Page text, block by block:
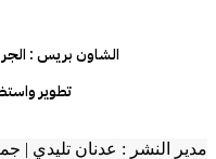
الشاون بريس :
تطوير
مدير النشر : عدنان تليدي |